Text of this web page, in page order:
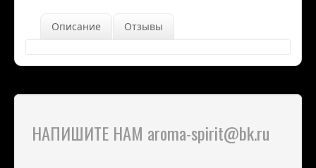
Описание Отзывы
НАПИШИТЕ НАМ aroma-spirit@bk.ru